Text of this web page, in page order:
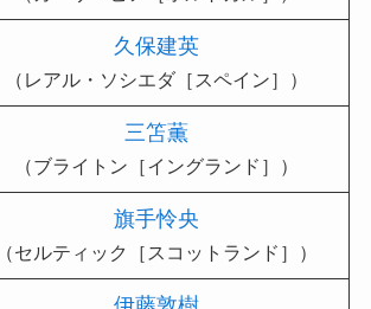
久保建英
（レアル・ソシエダ［スペイン］）
三笘薫
（ブライトン［イングランド］）
旗手怜央
（セルティック［スコットランド］）